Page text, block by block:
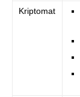
Kriptomat